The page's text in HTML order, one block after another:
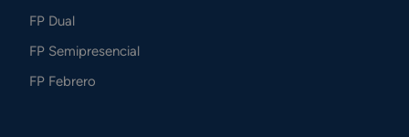
FP Dual
FP Semipresencial
FP Febrero